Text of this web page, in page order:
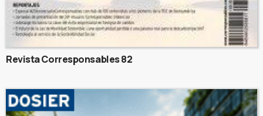
Revista Corresponsables 82